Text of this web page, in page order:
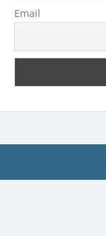
Email